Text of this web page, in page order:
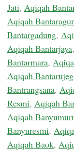
Jati, Aqiqah
Aqiqah
Bantargadung,
Aqiqah Bantarjaya,
Bantarmara,
Aqiqah Bantarujeg
Bantrangsana,
Resmi, Aqiqah
Aqiqah
Banyuresmi,
Aqiqah Baok,